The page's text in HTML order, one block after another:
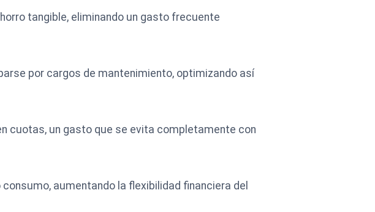
tangible, eliminando un gasto frecuente
por cargos de mantenimiento, optimizando así
cuotas, un gasto que se evita completamente con
aumentando la flexibilidad financiera del